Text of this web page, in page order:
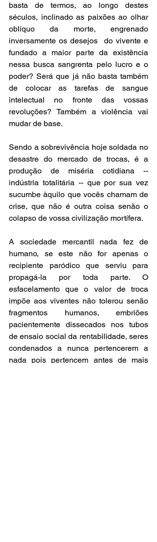
basta de termos, ao longo destes
séculos, inclinado as paixões ao olhar
oblíquo da morte, engrenado
inversamente os desejos  do vivente e
fundado a maior parte da existência
nessa busca sangrenta pelo lucro e o
poder? Será que já não basta também
de colocar as tarefas de sangue
intelectual no fronte das vossas
revoluções? Também a violência vai
mudar de base.
Sendo a sobrevivência hoje soldada no
desastre do mercado de trocas, é a
produção de miséria cotidiana --
indústria totalitária -- que por sua vez
sucumbe àquilo que vocês chamam de
crise, que não é outra coisa senão o
colapso de vossa civilização mortífera.
A sociedade mercantil nada fez de
humano, se este não for apenas o
recipiente paródico que serviu para
propagá-la por toda parte. O
esfacelamento que o valor de troca
impõe aos viventes não tolerou senão
fragmentos humanos, embriões
pacientemente dissecados nos tubos
de ensaio social da rentabilidade, seres
condenados a nunca pertencerem a
nada pois pertencem antes de mais